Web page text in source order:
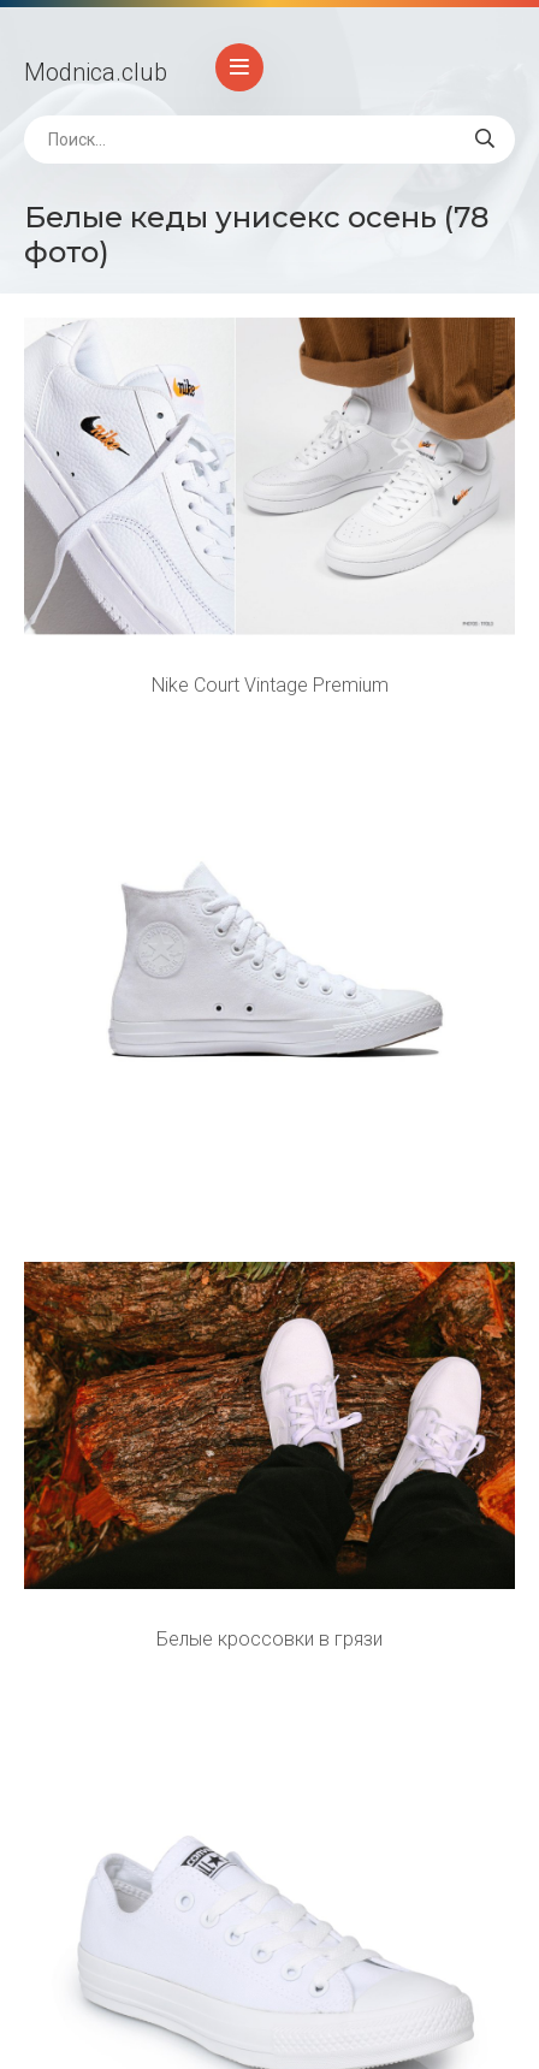
Modnica.club
Белые кеды унисекс осень (78
фото)
Nike Court Vintage Premium
Белые кроссовки в грязи